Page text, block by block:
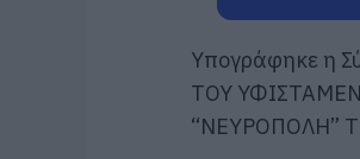
Υπογράφηκε η
ΤΟΥ
“ΝΕΥΡΟΠΟΛΗ”